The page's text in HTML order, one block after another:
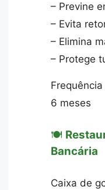
– Previne
– Evita
– Elimina
– Protege
6 meses
🍽️
Bancária
Caixa de